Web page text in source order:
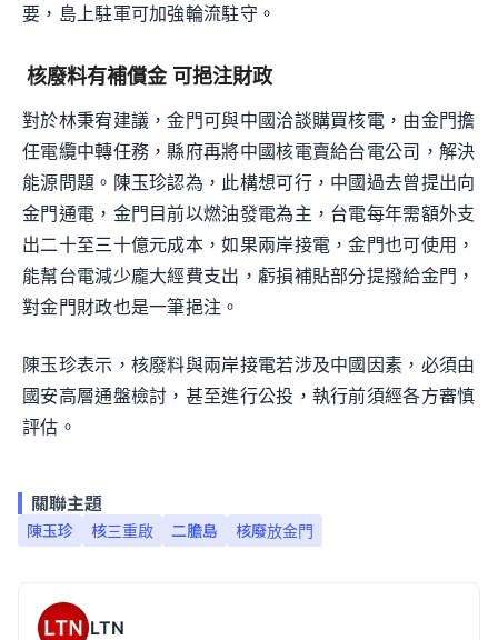
要，島上駐軍可加強輪流駐守。
核廢料有補償金 可挹注財政
對於林秉宥建議，金門可與中國洽談購買核電，由金門擔
任電纜中轉任務，縣府再將中國核電賣給台電公司，解決
能源問題。陳玉珍認為，此構想可行，中國過去曾提出向
金門通電，金門目前以燃油發電為主，台電每年需額外支
出二十至三十億元成本，如果兩岸接電，金門也可使用，
能幫台電減少龐大經費支出，虧損補貼部分提撥給金門，
對金門財政也是一筆挹注。
陳玉珍表示，核廢料與兩岸接電若涉及中國因素，必須由
國安高層通盤檢討，甚至進行公投，執行前須經各方審慎
評估。
關聯主題
陳玉珍 核三重啟 二膽島 核廢放金門
LTN